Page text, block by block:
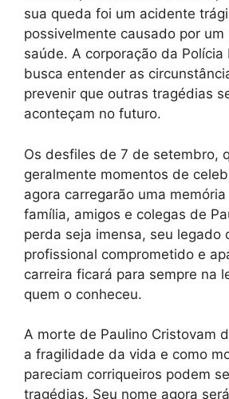
sua queda foi um acidente
possivelmente causado por
saúde. A corporação da Polícia
busca entender as
prevenir que outras tragédias
aconteçam no futuro.
Os desfiles de 7 de setembro,
geralmente momentos de
agora carregarão uma
família, amigos e colegas de
perda seja imensa, seu legado
profissional comprometido e
carreira ficará para sempre na
quem o conheceu.
A morte de Paulino Cristovam
a fragilidade da vida e como
pareciam corriqueiros podem
tragédias. Seu nome agora